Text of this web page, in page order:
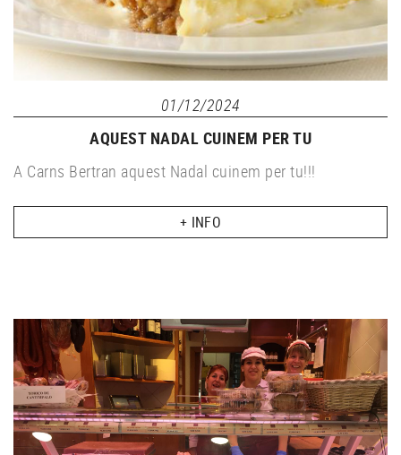
01/12/2024
AQUEST NADAL CUINEM PER TU
A Carns Bertran aquest Nadal cuinem per tu!!!
+ INFO